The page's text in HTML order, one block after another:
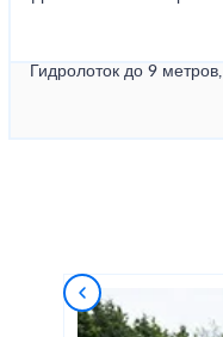
Гидролоток до 9